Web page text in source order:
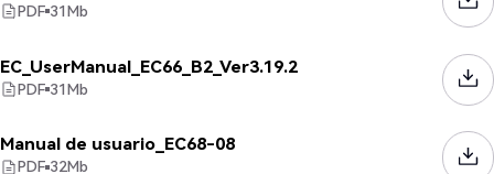
PDF 31Mb
EC_UserManual_EC66_B2_Ver3.19.2
PDF 31Mb
Manual de usuario_EC68-08
PDF 32Mb